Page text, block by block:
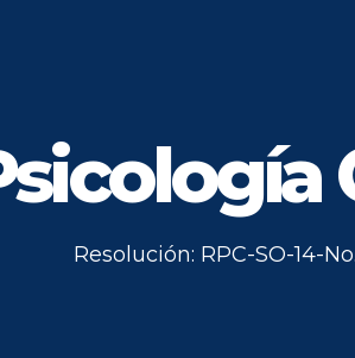
Resolución: RPC-SO-14-